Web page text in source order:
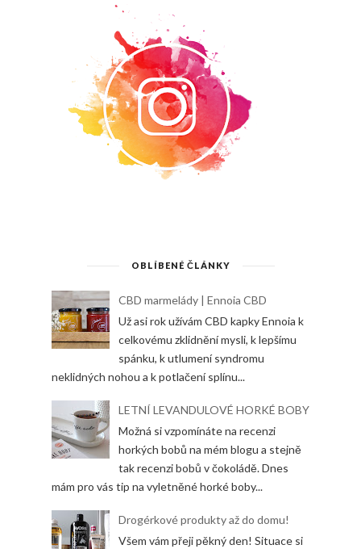
OBLÍBENÉ ČLÁNKY
CBD marmelády | Ennoia CBD
Už asi rok užívám CBD kapky Ennoia k
celkovému zklidnění mysli, k lepšímu
spánku, k utlumení syndromu
neklidných nohou a k potlačení splínu...
LETNÍ LEVANDULOVÉ HORKÉ BOBY
Možná si vzpomínáte na recenzi
horkých bobů na mém blogu a stejně
tak recenzi bobů v čokoládě. Dnes
mám pro vás tip na vyletněné horké boby...
Drogérkové produkty až do domu!
Všem vám přeji pěkný den! Situace si